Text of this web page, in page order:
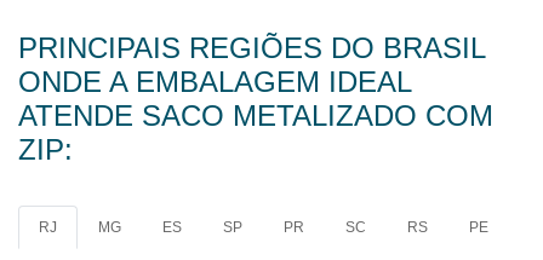
PRINCIPAIS REGIÕES DO BRASIL
ONDE A EMBALAGEM IDEAL
ATENDE SACO METALIZADO COM
ZIP:
RJ MG ES SP PR SC RS PE